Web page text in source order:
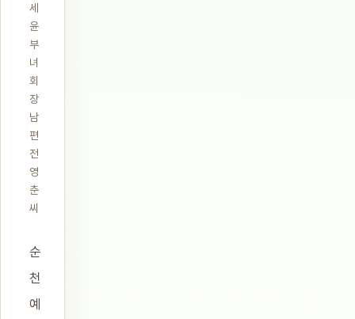
세
윤
부
녀
회
장
남
편
전
영
춘
씨
순
천
예